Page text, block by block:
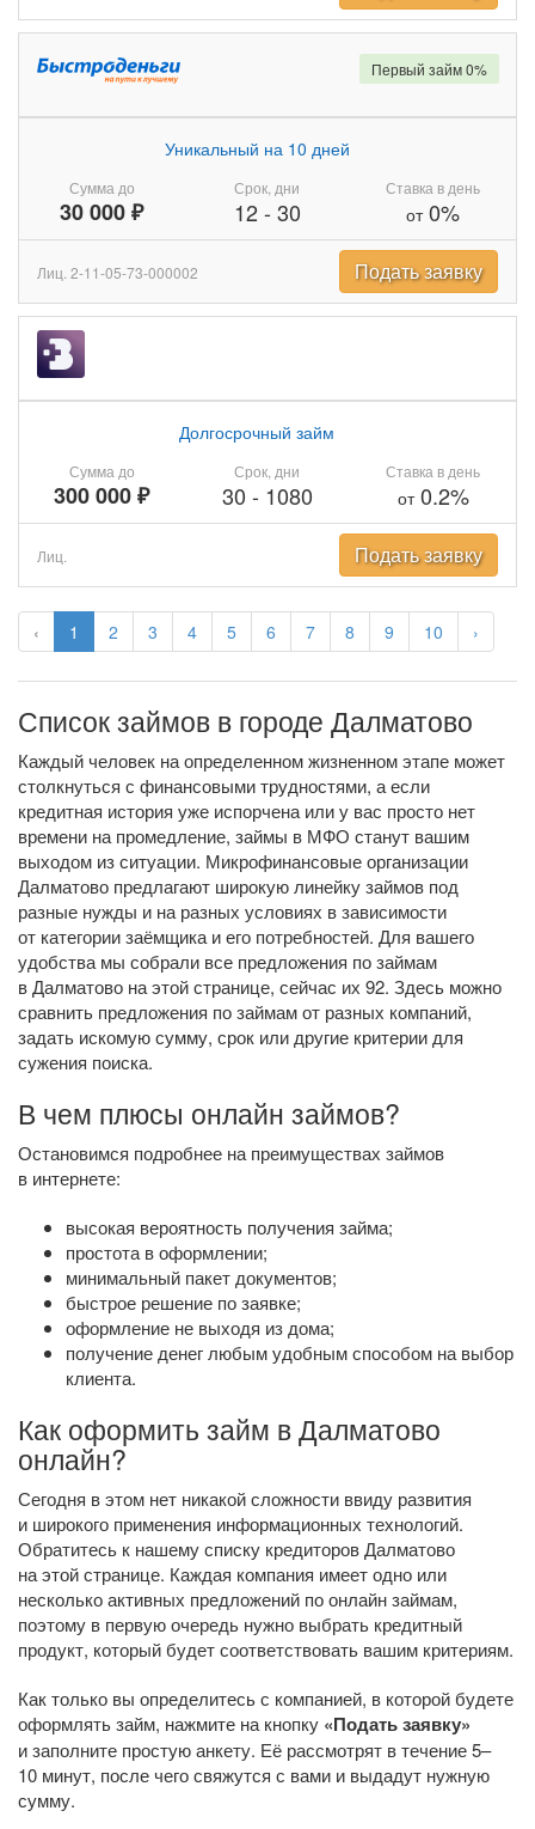
‹ 1 2 3 4 5 6 7 8 9 10 ›
Сумма до
30 000 ₽
Уникальный на 10 дней
Срок, дни
12- 30
Ставка в день
от0%
Первый займ 0%
Лиц. 2-11-05-73-000002 Подать заявку
Сумма до
300 000 ₽
Долгосрочный займ
Срок, дни
30 - 1080
Ставка в день
от0.2%
Лиц. Подать заявку
Список займов в городе Далматово
Каждый человек на определенном жизненном этапе может
столкнуться с финансовыми трудностями, а если
кредитная история уже испорчена или у вас просто нет
времени на промедление, займы в МФО станут вашим
выходом из ситуации. Микрофинансовые организации
Далматово предлагают широкую линейку займов под
разные нужды и на разных условиях в зависимости
от категории заёмщика и его потребностей. Для вашего
удобства мы собрали все предложения по займам
в Далматово на этой странице, сейчас их 92. Здесь можно
сравнить предложения по займам от разных компаний,
задать искомую сумму, срок или другие критерии для
сужения поиска.
В чем плюсы онлайн займов?
Остановимся подробнее на преимуществах займов
в интернете:
высокая вероятность получения займа;
простота в оформлении;
минимальный пакет документов;
быстрое решение по заявке;
оформление не выходя из дома;
получение денег любым удобным способом на выбор
клиента.
Как оформить займ в Далматово
онлайн?
Сегодня в этом нет никакой сложности ввиду развития
и широкого применения информационных технологий.
Обратитесь к нашему списку кредиторов Далматово
на этой странице. Каждая компания имеет одно или
несколько активных предложений по онлайн займам,
поэтому в первую очередь нужно выбрать кредитный
продукт, который будет соответствовать вашим критериям.
Как только вы определитесь с компанией, в которой будете
оформлять займ, нажмите на кнопку «Подать заявку»
и заполните простую анкету. Её рассмотрят в течение 5–
10 минут, после чего свяжутся с вами и выдадут нужную
сумму.